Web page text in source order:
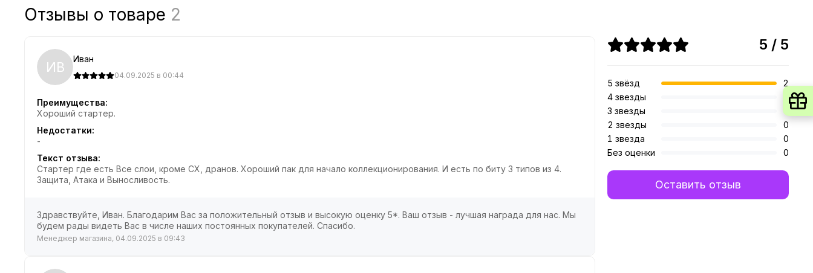
Отзывы о товаре 2
ИВ Иван
04.09.2025 в 00:44
Преимущества:
Хороший стартер.
Недостатки:
-
Текст отзыва:
Стартер где есть Все слои, кроме CX, дранов. Хороший пак для начало коллекционирования. И есть по биту 3 типов из 4.
Защита, Атака и Выносливость.
Здравствуйте, Иван. Благодарим Вас за положительный отзыв и высокую оценку 5*. Ваш отзыв - лучшая награда для нас. Мы
будем рады видеть Вас в числе наших постоянных покупателей. Спасибо.
Менеджер магазина, 04.09.2025 в 09:43
5 / 5
5 звёзд
2
4 звезды
3 звезды
0
2 звезды
0
1 звезда
0
Без оценки
0
Оставить отзыв